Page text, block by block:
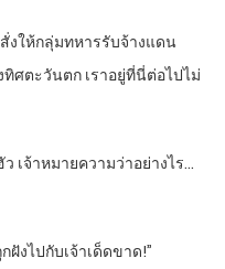
งให้กลุ่มทหารรับจ้างแดน
ศตะวันตก เราอยู่ที่นี่ต่อไปไม่
เจ้าหมายความว่าอย่างไร…
งไปกับเจ้าเด็ดขาด!”